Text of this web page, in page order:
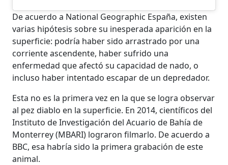
De acuerdo a National Geographic España, existen
varias hipótesis sobre su inesperada aparición en la
superficie: podría haber sido arrastrado por una
corriente ascendente, haber sufrido una
enfermedad que afectó su capacidad de nado, o
incluso haber intentado escapar de un depredador.
Esta no es la primera vez en la que se logra observar
al pez diablo en la superficie. En 2014, científicos del
Instituto de Investigación del Acuario de Bahía de
Monterrey (MBARI) lograron filmarlo. De acuerdo a
BBC, esa habría sido la primera grabación de este
animal.